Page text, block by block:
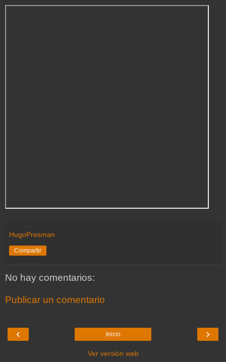
HugoPresman
Compartir
No hay comentarios:
Publicar un comentario
‹ ›
Inicio
Ver versión web